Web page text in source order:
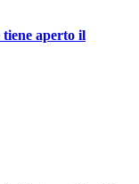
tiene aperto il